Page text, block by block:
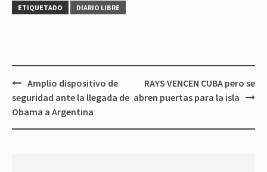
ETIQUETADO DIARIO LIBRE
Navegación
de
entradas
Amplio dispositivo de
seguridad ante la llegada de
Obama a Argentina
RAYS VENCEN CUBA pero se
abren puertas para la isla